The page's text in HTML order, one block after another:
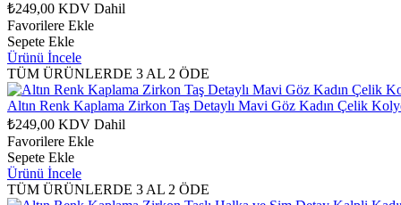
₺249,00 KDV Dahil
Favorilere Ekle
Sepete Ekle
Ürünü İncele
TÜM ÜRÜNLERDE 3 AL 2 ÖDE
Altın Renk Kaplama Zirkon Taş Detaylı Mavi Göz Kadın Çelik
₺249,00 KDV Dahil
Favorilere Ekle
Sepete Ekle
Ürünü İncele
TÜM ÜRÜNLERDE 3 AL 2 ÖDE